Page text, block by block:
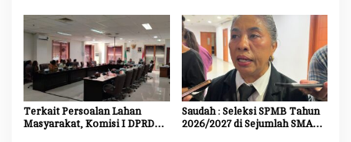
Kodam
Terkait Persoalan Lahan
Masyarakat, Komisi I DPRD
Saudah : Seleksi SPMB Tahun
2026/2027 di Sejumlah SMA